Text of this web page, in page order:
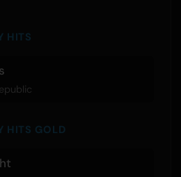
HITS
HITS GOLD